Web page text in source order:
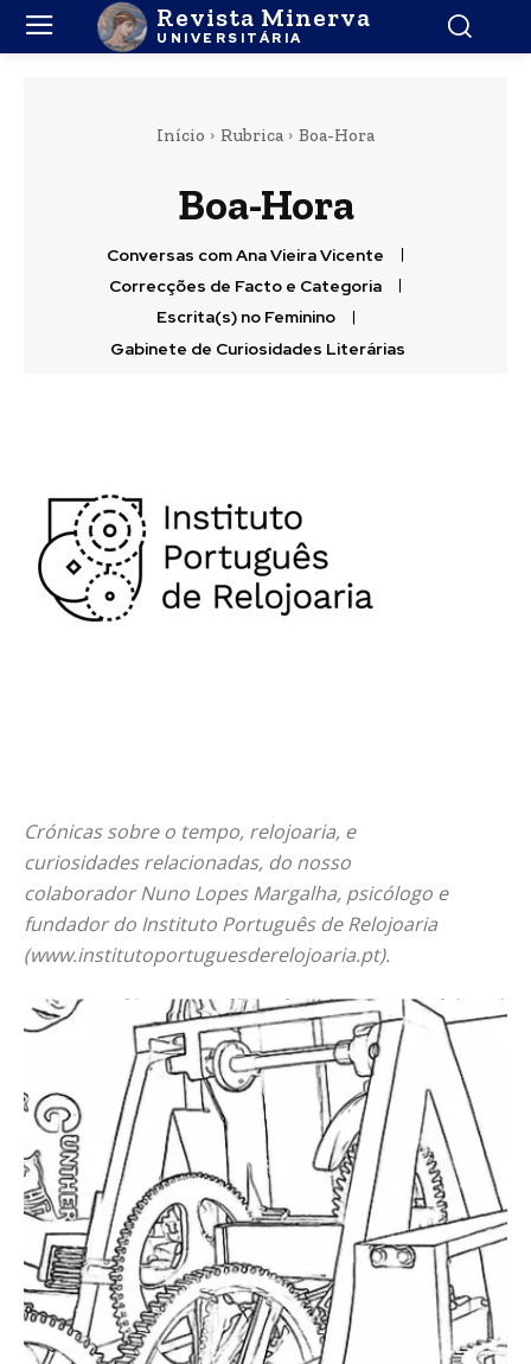
Revista Minerva
UNIVERSITÁRIA
Início Rubrica Boa-Hora
Boa-Hora
Conversas com Ana Vieira Vicente
Correcções de Facto e Categoria
Escrita(s) no Feminino
Gabinete de Curiosidades Literárias
Crónicas sobre o tempo, relojoaria, e
curiosidades relacionadas, do nosso
colaborador Nuno Lopes Margalha, psicólogo e
fundador do Instituto Português de Relojoaria
(www.institutoportuguesderelojoaria.pt).